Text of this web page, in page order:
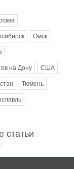
Омск
на Дону США
Тюмень
статьи